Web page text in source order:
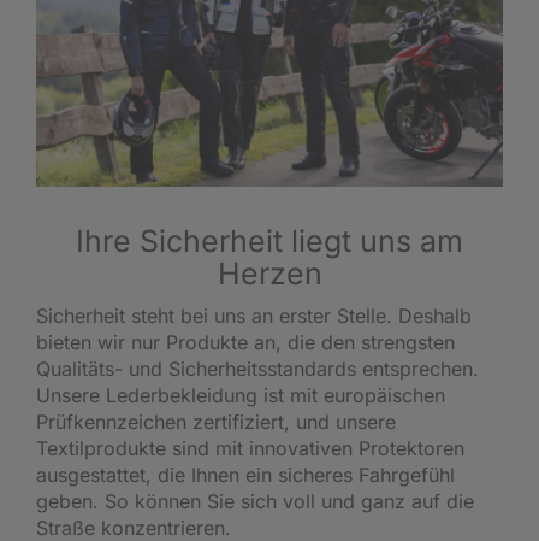
Ihre Sicherheit liegt uns am
Herzen
Sicherheit steht bei uns an erster Stelle. Deshalb
bieten wir nur Produkte an, die den strengsten
Qualitäts- und Sicherheitsstandards entsprechen.
Unsere Lederbekleidung ist mit europäischen
Prüfkennzeichen zertifiziert, und unsere
Textilprodukte sind mit innovativen Protektoren
ausgestattet, die Ihnen ein sicheres Fahrgefühl
geben. So können Sie sich voll und ganz auf die
Straße konzentrieren.